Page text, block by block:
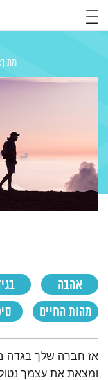
מתוך:
אהבה
מהות החיים
תמצית הפודקאסט
אז חברה שלך בגדה
ומצאת את עצמך